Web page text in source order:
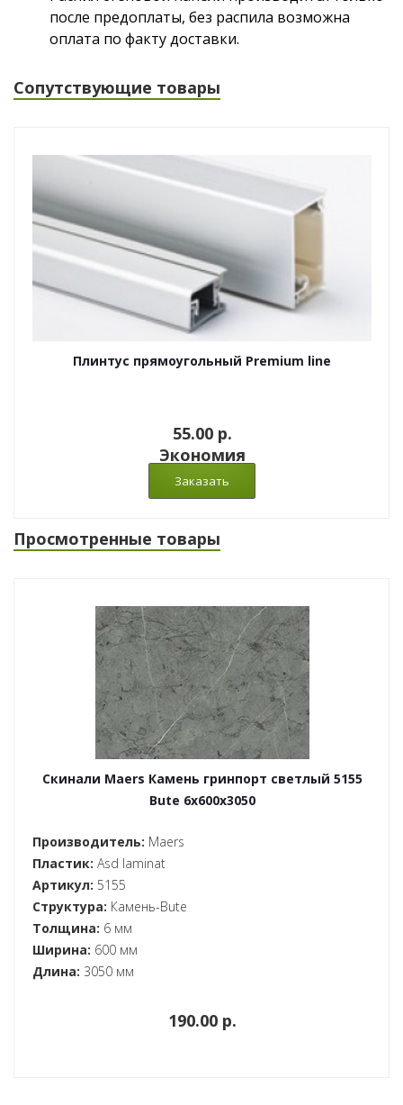
после предоплаты, без распила возможна
оплата по факту доставки.
Сопутствующие товары
Плинтус прямоугольный Premium line
55.00 p.
Экономия
Просмотренные товары
Скинали Maers Камень гринпорт светлый 5155
Bute 6x600x3050
Производитель: Maers
Пластик: Asd laminat
Артикул: 5155
Структура: Камень-Bute
Толщина: 6 мм
Ширина: 600 мм
Длина: 3050 мм
190.00 p.